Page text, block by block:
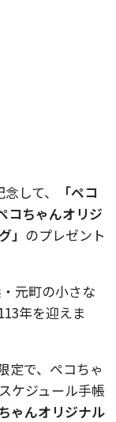
して、
「ペコ
コちゃんオリジ
」 のプレゼント
元町の小さな
年を迎えま
定で、ペコちゃ
ケジュール手帳
ゃんオリジナル